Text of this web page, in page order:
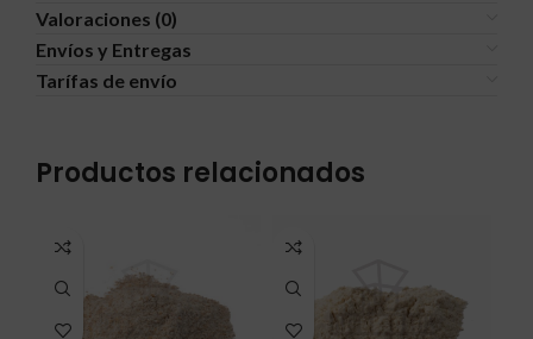
Valoraciones (0)
Envíos y Entregas
Tarífas de envío
Productos relacionados